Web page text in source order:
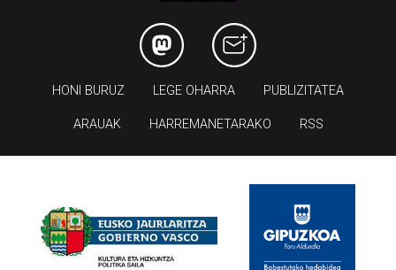
HONI BURUZ LEGE OHARRA PUBLIZITATEA
ARAUAK HARREMANETARAKO RSS